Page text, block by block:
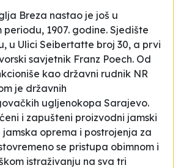
Breza nastao je još u
1907. godine. Sjedište
u Ulici Seibertatte broj 30, a prvi
savjetnik Franz Poech. Od
kao državni rudnik NR
je državnih
ugljenokopa Sarajevo.
i zapušteni proizvodni jamski
oprema i postrojenja za
se pristupa obimnom i
istraživanju na sva tri